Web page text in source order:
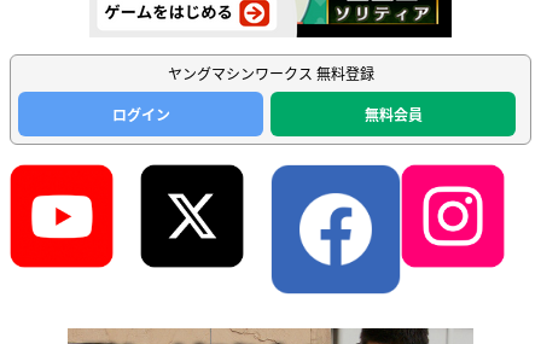
ヤングマシンワークス 無料登録
ログイン
無料会員